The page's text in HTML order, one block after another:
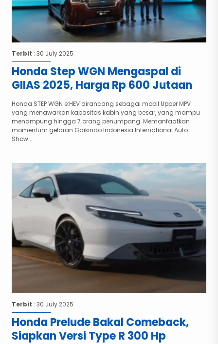
Terbit : 30 July 2025
Honda Step WGN Mengaspal di
GIIAS 2025, Harga Rp 600 Jutaan
Honda STEP WGN e:HEV dirancang sebagai mobil Upper MPV
yang menawarkan kapasitas kabin yang besar, yang mampu
menampung hingga 7 orang penumpang. Memanfaatkan
momentum gelaran Gaikindo Indonesia International Auto
Show...
Terbit : 30 July 2025
Honda Prelude Bakal Comeback,
Siapkan Versi Type R 300 Hp